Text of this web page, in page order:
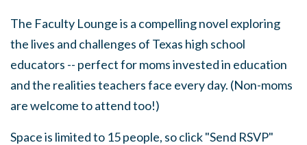
The Faculty Lounge is a compelling novel exploring
the lives and challenges of Texas high school
educators -- perfect for moms invested in education
and the realities teachers face every day. (Non-moms
are welcome to attend too!)
Space is limited to 15 people, so click "Send RSVP"